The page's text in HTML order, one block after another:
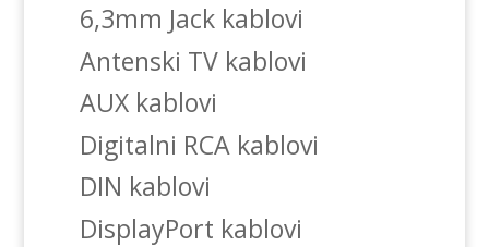
6,3mm Jack kablovi
Antenski TV kablovi
AUX kablovi
Digitalni RCA kablovi
DIN kablovi
DisplayPort kablovi